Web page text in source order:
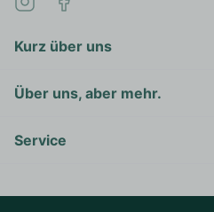
Kurz über uns
Über uns, aber mehr.
Service